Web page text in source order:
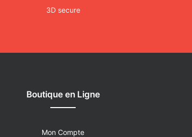
3D secure
Boutique en Ligne
Mon Compte